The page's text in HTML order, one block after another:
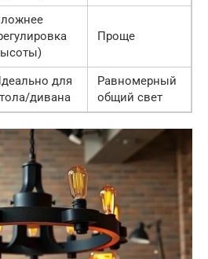
Проще
для
дивана
Равномерный
общий свет